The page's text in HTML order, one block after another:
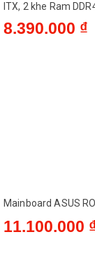
ITX, 2 khe Ram
8.390.000 ₫
Mainboard ASUS
11.100.000